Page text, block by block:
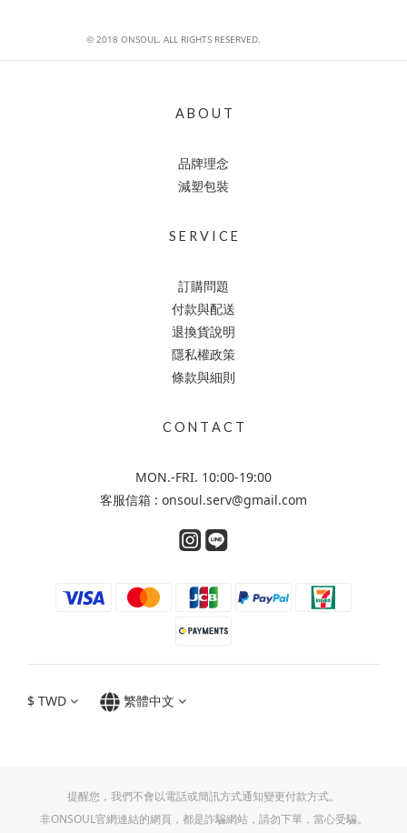
© 2018 ONSOUL. ALL RIGHTS RESERVED.
A B O U T
品牌理念
減塑包裝
S E R V I C E
訂購問題
付款與配送
退換貨說明
隱私權政策
條款與細則
C O N T A C T
MON.-FRI. 10:00-19:00
客服信箱 : onsoul.serv@gmail.com
$ TWD 繁體中文
提醒您，我們不會以電話或簡訊方式通知變更付款方式。
非ONSOUL官網連結的網頁，都是詐騙網站，請勿下單，當心受騙。